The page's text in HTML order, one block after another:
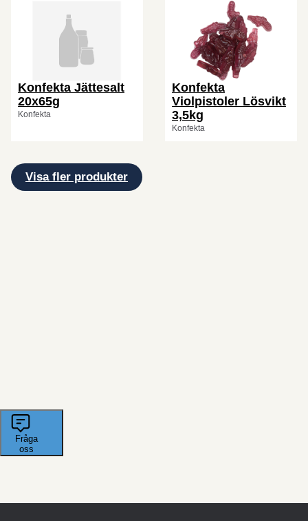
Konfekta Jättesalt
20x65g
Konfekta
Konfekta
Violpistoler Lösvikt
3,5kg
Konfekta
Visa fler produkter